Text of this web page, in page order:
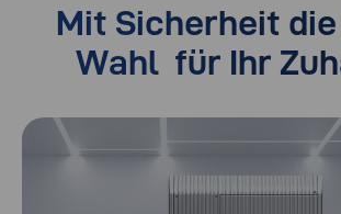
Mit Sicherheit
Wahl für Ihr